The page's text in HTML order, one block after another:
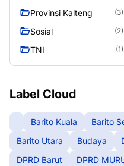
Provinsi Kalteng (3)
Sosial (2)
TNI (1)
Label Cloud
Barito Kuala Barito
Barito Utara
Budaya
DPRD Barut
DPRD